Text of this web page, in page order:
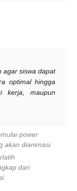
agar siswa dapat
optimal hingga
kerja, maupun
power
akan dianimasi
dan